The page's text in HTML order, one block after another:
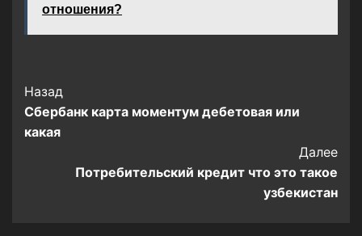
отношения?
Post
Navigation
Назад
Сбербанк карта моментум дебетовая или
какая
Далее
Потребительский кредит что это такое
узбекистан